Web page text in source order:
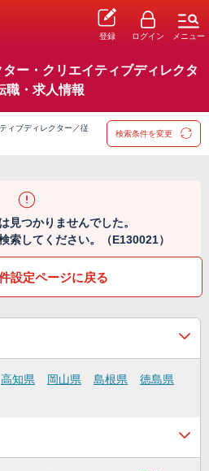
登録 ログイン メニュー
ター・クリエイティブディレクタ
職・求人情報
ィブディレクター／従
検索条件を変更
見つかりませんでした。
索してください。（E130021）
設定ページに戻る
高知県 岡山県 島根県
徳島県